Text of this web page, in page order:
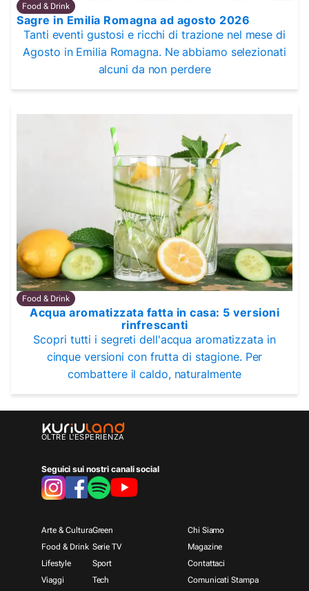
Food & Drink
Sagre in Emilia Romagna ad agosto 2026
Tanti eventi gustosi e ricchi di trazione nel mese di
Agosto in Emilia Romagna. Ne abbiamo selezionati
alcuni da non perdere
Food & Drink
Acqua aromatizzata fatta in casa: 5 versioni
rinfrescanti
Scopri tutti i segreti dell'acqua aromatizzata in
cinque versioni con frutta di stagione. Per
combattere il caldo, naturalmente
OLTRE L'ESPERIENZA
Seguici sui nostri canali social
Arte & Cultura
Food & Drink
Lifestyle
Viaggi
Green
Serie TV
Sport
Tech
Chi Siamo
Magazine
Contattaci
Comunicati Stampa